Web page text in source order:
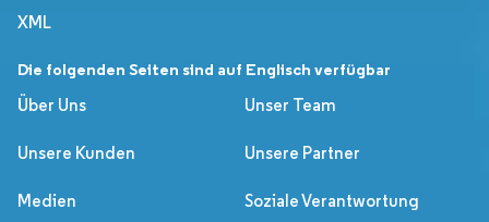
XML
Die folgenden Seiten sind auf Englisch verfügbar
Über Uns
Unser Team
Unsere Kunden Unsere Partner
Medien Soziale Verantwortung